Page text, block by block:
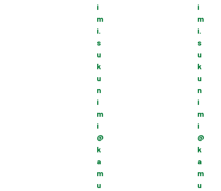
i
m
i.
s
u
k
u
n
i
m
i
@
k
a
m
u
i
m
i.
s
u
k
u
n
i
m
i
@
k
a
m
u